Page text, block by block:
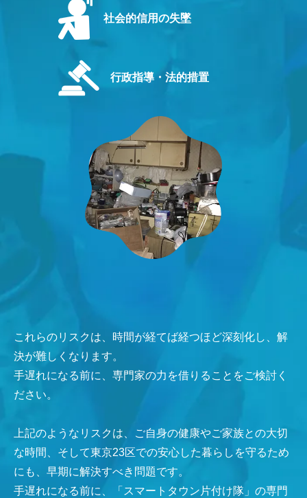
社会的信用の失墜
行政指導・法的措置
これらのリスクは、時間が経てば経つほど深刻化し、解
決が難しくなります。
手遅れになる前に、専門家の力を借りることをご検討く
ださい。
上記のようなリスクは、ご自身の健康やご家族との大切
な時間、そして東京23区での安心した暮らしを守るため
にも、早期に解決すべき問題です。
手遅れになる前に、「スマートタウン片付け隊」の専門